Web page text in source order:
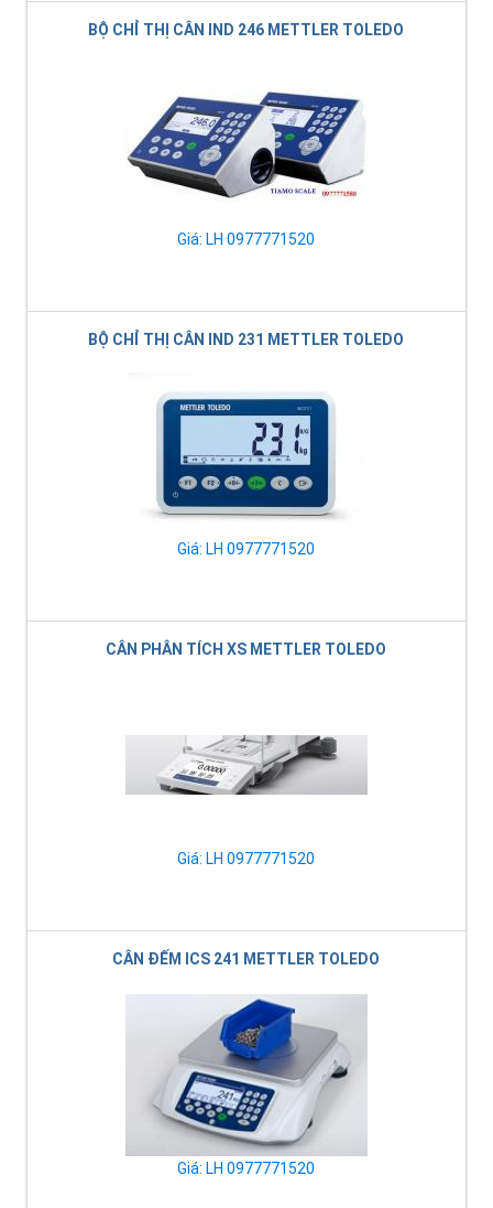
BỘ CHỈ THỊ CÂN IND 246 METTLER TOLEDO
Giá: LH 0977771520
BỘ CHỈ THỊ CÂN IND 231 METTLER TOLEDO
Giá: LH 0977771520
CÂN PHÂN TÍCH XS METTLER TOLEDO
Giá: LH 0977771520
CÂN ĐẾM ICS 241 METTLER TOLEDO
Giá: LH 0977771520